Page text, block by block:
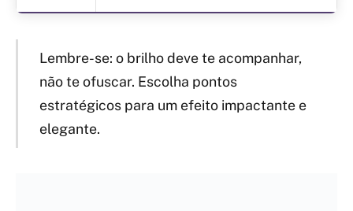
Lembre-se: o brilho deve te acompanhar,
não te ofuscar. Escolha pontos
estratégicos para um efeito impactante e
elegante.